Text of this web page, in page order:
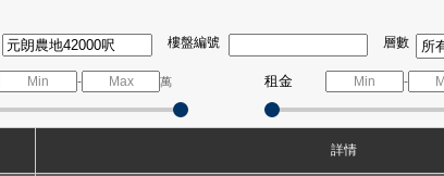
樓盤編號 層數
- 萬 租金 -
詳情